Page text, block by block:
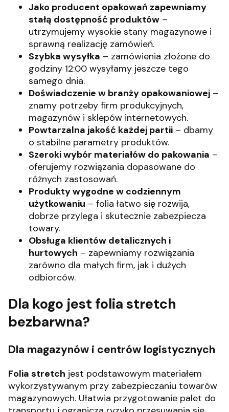
Jako producent opakowań zapewniamy
stałą dostępność produktów –
utrzymujemy wysokie stany magazynowe i
sprawną realizację zamówień.
Szybka wysyłka – zamówienia złożone do
godziny 12:00 wysyłamy jeszcze tego
samego dnia.
Doświadczenie w branży opakowaniowej –
znamy potrzeby firm produkcyjnych,
magazynów i sklepów internetowych.
Powtarzalna jakość każdej partii – dbamy
o stabilne parametry produktów.
Szeroki wybór materiałów do pakowania –
oferujemy rozwiązania dopasowane do
różnych zastosowań.
Produkty wygodne w codziennym
użytkowaniu – folia łatwo się rozwija,
dobrze przylega i skutecznie zabezpiecza
towary.
Obsługa klientów detalicznych i
hurtowych – zapewniamy rozwiązania
zarówno dla małych firm, jak i dużych
odbiorców.
Dla kogo jest folia stretch
bezbarwna?
Dla magazynów i centrów logistycznych
Folia stretch jest podstawowym materiałem
wykorzystywanym przy zabezpieczaniu towarów
magazynowych. Ułatwia przygotowanie palet do